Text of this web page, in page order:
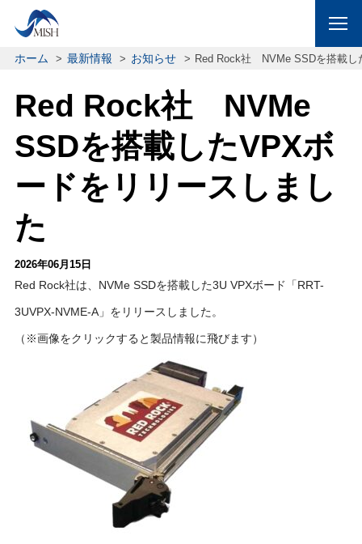
ホーム 最新情報 お知らせ Red Rock社 NVMe SSDを搭載し
Red Rock社 NVMe
SSDを搭載したVPXボ
ードをリリースしまし
た
2026年06月15日
Red Rock社は、NVMe SSDを搭載した3U VPXボード「RRT-
3UVPX-NVME-A」をリリースしました。
（※画像をクリックすると製品情報に飛びます）